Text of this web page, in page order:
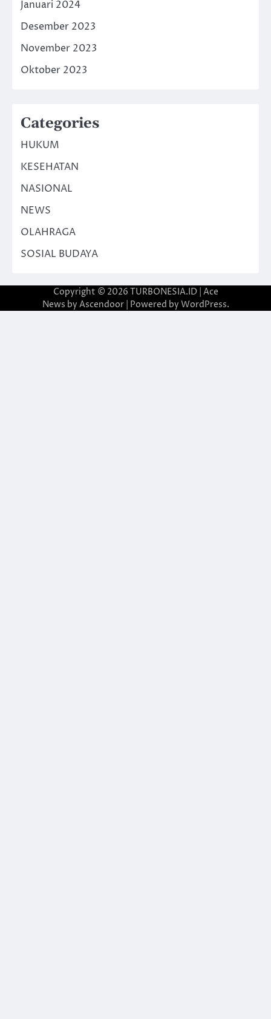
Januari 2024
Desember 2023
November 2023
Oktober 2023
Categories
HUKUM
KESEHATAN
NASIONAL
NEWS
OLAHRAGA
SOSIAL BUDAYA
Copyright © 2026 TURBONESIA.ID| Ace
News by Ascendoor| Powered by WordPress.